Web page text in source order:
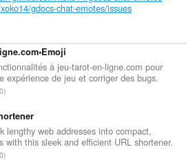
gdocs-chat-emotes/issues
à jeu-tarot-en-ligne.com pour
expérience de jeu et corriger des bugs.
0
lengthy web addresses into compact,
with this sleek and efficient URL shortener.
0